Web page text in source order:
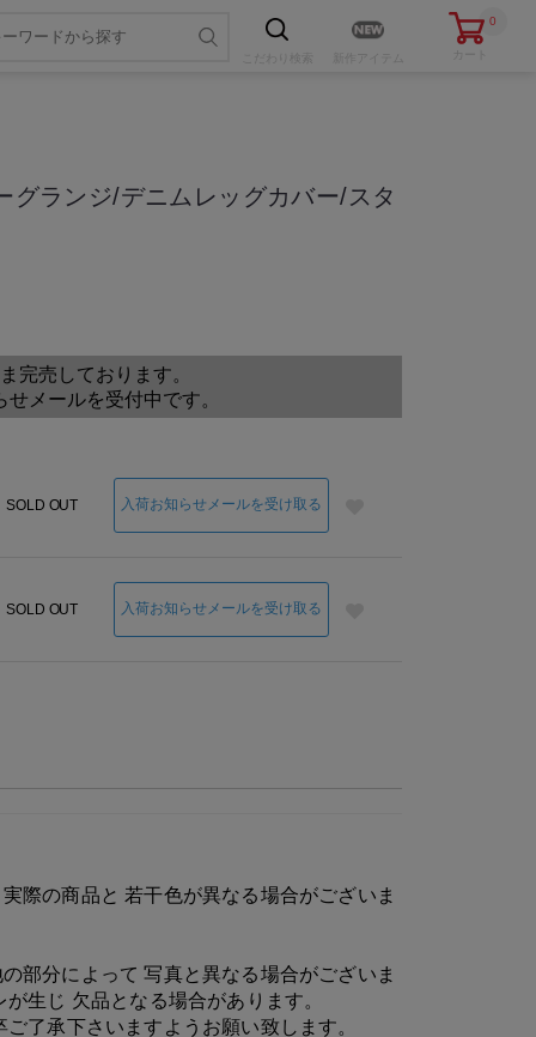
0
カート
グランジ/デニムレッグカバー/スタ
完売しております。
せメールを受付中です。
SOLD OUT 入荷お知らせメールを受け取る
SOLD OUT 入荷お知らせメールを受け取る
際の商品と 若干色が異なる場合がございま
部分によって 写真と異なる場合がございま
生じ 欠品となる場合があります。
了承下さいますようお願い致します。